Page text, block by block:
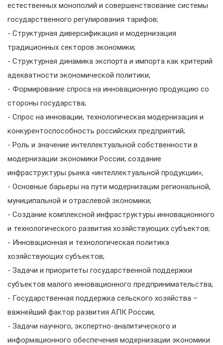
естественных монополий и совершенствование системы
государственного регулирования тарифов;
- Структурная диверсификация и модернизация
традиционных секторов экономики;
- Структурная динамика экспорта и импорта как критерий
адекватности экономической политики;
- Формирование спроса на инновационную продукцию со
стороны государства;
- Спрос на инновации, технологическая модернизация и
конкурентоспособность российских предприятий;
- Роль и значение интеллектуальной собственности в
модернизации экономики России; создание
инфраструктуры рынка «интеллектуальной продукции»;
- Основные барьеры на пути модернизации региональной,
муниципальной и отраслевой экономики;
- Создание комплексной инфраструктуры инновационного
и технологического развития хозяйствующих субъектов;
- Инновационная и технологическая политика
хозяйствующих субъектов;
- Задачи и приоритеты государственной поддержки
субъектов малого инновационного предпринимательства;
- Государственная поддержка сельского хозяйства –
важнейший фактор развития АПК России;
- Задачи научного, экспертно-аналитического и
информационного обеспечения модернизации экономики